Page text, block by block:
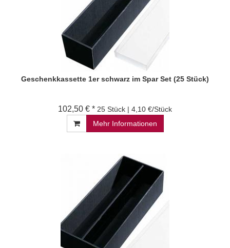
Geschenkkassette 1er schwarz im Spar Set (25 Stück)
102,50 € * 25 Stück | 4,10 €/Stück
Mehr Informationen